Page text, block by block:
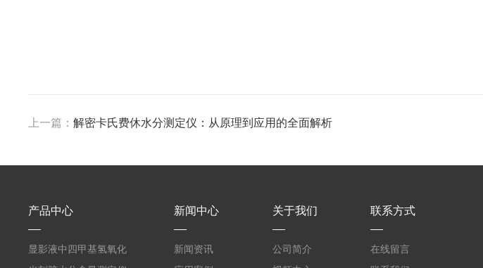
上一篇：解密卡氏费休水分测定仪：从原理到应用的全面解析
产品中心
显影液中四甲基氢氧化
新闻中心
新闻资讯
关于我们
公司简介
联系方式
在线留言